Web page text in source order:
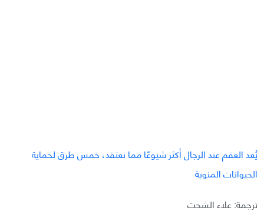
يُعد العقم عند الرجال أكثر شيوعًا مما نعتقد، خمس طرق لحماية
الحيوانات المنوية
ترجمة: علاء الشحت